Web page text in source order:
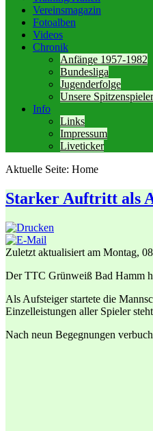
Vereinsmagazin
Fotoalben
Videos
Chronik
Anfänge 1957-1982
Bundesliga
Jugenderfolge
Unsere Spitzenspieler
Info
Links
Impressum
Liveticker
Aktuelle Seite: Home
Starker Auftritt als
Zuletzt aktualisiert am Montag,
Der TTC Grünweiß Bad Hamm
Als Aufsteiger startete die
Einzelleistungen aller Spieler
Nach neun Begegnungen